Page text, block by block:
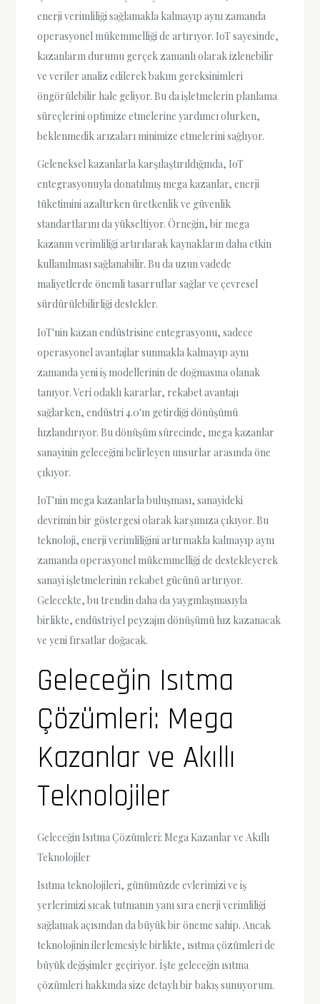
enerji verimliliği sağlamakla kalmayıp aynı zamanda
operasyonel mükemmelliği de artırıyor. IoT sayesinde,
kazanların durumu gerçek zamanlı olarak izlenebilir
ve veriler analiz edilerek bakım gereksinimleri
öngörülebilir hale geliyor. Bu da işletmelerin planlama
süreçlerini optimize etmelerine yardımcı olurken,
beklenmedik arızaları minimize etmelerini sağlıyor.
Geleneksel kazanlarla karşılaştırıldığında, IoT
entegrasyonuyla donatılmış mega kazanlar, enerji
tüketimini azaltırken üretkenlik ve güvenlik
standartlarını da yükseltiyor. Örneğin, bir mega
kazanın verimliliği artırılarak kaynakların daha etkin
kullanılması sağlanabilir. Bu da uzun vadede
maliyetlerde önemli tasarruflar sağlar ve çevresel
sürdürülebilirliği destekler.
IoT'nin kazan endüstrisine entegrasyonu, sadece
operasyonel avantajlar sunmakla kalmayıp aynı
zamanda yeni iş modellerinin de doğmasına olanak
tanıyor. Veri odaklı kararlar, rekabet avantajı
sağlarken, endüstri 4.0'ın getirdiği dönüşümü
hızlandırıyor. Bu dönüşüm sürecinde, mega kazanlar
sanayinin geleceğini belirleyen unsurlar arasında öne
çıkıyor.
IoT'nin mega kazanlarla buluşması, sanayideki
devrimin bir göstergesi olarak karşımıza çıkıyor. Bu
teknoloji, enerji verimliliğini artırmakla kalmayıp aynı
zamanda operasyonel mükemmelliği de destekleyerek
sanayi işletmelerinin rekabet gücünü artırıyor.
Gelecekte, bu trendin daha da yaygınlaşmasıyla
birlikte, endüstriyel peyzajın dönüşümü hız kazanacak
ve yeni fırsatlar doğacak.
Geleceğin Isıtma
Çözümleri: Mega
Kazanlar ve Akıllı
Teknolojiler
Geleceğin Isıtma Çözümleri: Mega Kazanlar ve Akıllı
Teknolojiler
Isıtma teknolojileri, günümüzde evlerimizi ve iş
yerlerimizi sıcak tutmanın yanı sıra enerji verimliliği
sağlamak açısından da büyük bir öneme sahip. Ancak
teknolojinin ilerlemesiyle birlikte, ısıtma çözümleri de
büyük değişimler geçiriyor. İşte geleceğin ısıtma
çözümleri hakkında size detaylı bir bakış sunuyorum.